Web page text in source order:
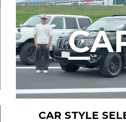
CAR STYLE
C